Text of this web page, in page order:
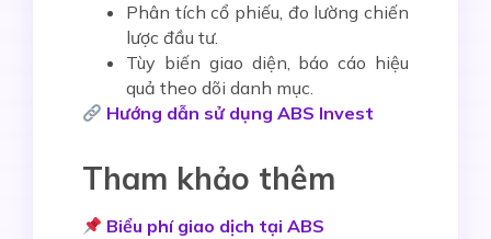
Phân tích cổ phiếu, đo lường chiến
lược đầu tư.
Tùy biến giao diện, báo cáo hiệu
quả theo dõi danh mục.
Hướng dẫn sử dụng ABS Invest
Tham khảo thêm
Biểu phí giao dịch tại ABS